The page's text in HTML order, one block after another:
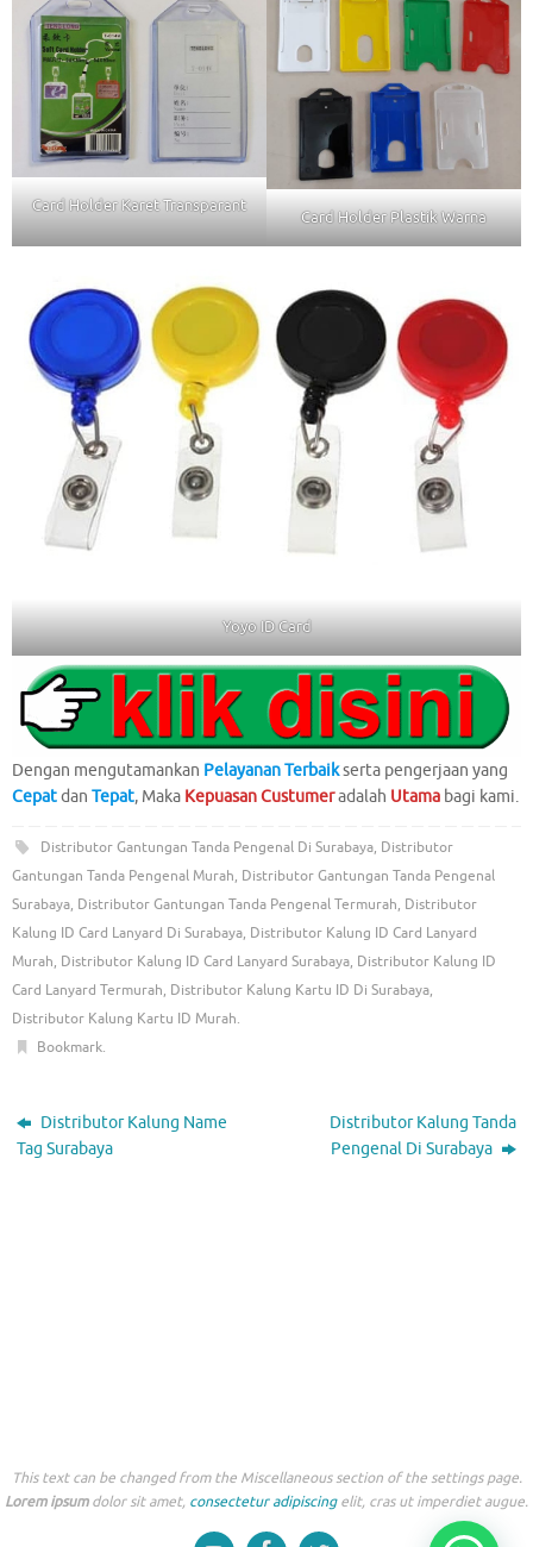
Card Holder Karet Transparant
Card Holder Plastik Warna
Yoyo ID Card
Dengan mengutamankan Pelayanan Terbaikserta pengerjaan yang
Cepatdan Tepat, Maka Kepuasan Custumeradalah Utama bagi kami.
Distributor Gantungan Tanda Pengenal Di Surabaya, Distributor
Gantungan Tanda Pengenal Murah, Distributor Gantungan Tanda Pengenal
Surabaya, Distributor Gantungan Tanda Pengenal Termurah, Distributor
Kalung ID Card Lanyard Di Surabaya, Distributor Kalung ID Card Lanyard
Murah, Distributor Kalung ID Card Lanyard Surabaya, Distributor Kalung ID
Card Lanyard Termurah, Distributor Kalung Kartu ID Di Surabaya,
Distributor Kalung Kartu ID Murah.
Bookmark.
Distributor Kalung Name
Tag Surabaya
Distributor Kalung Tanda
Pengenal Di Surabaya
This text can be changed from the Miscellaneous section of the settings page.
Lorem ipsumdolor sit amet, consectetur adipiscingelit, cras ut imperdiet augue.